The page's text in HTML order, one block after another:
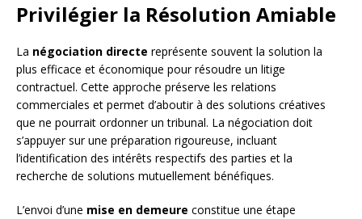
Privilégier la Résolution Amiable
La négociation directe représente souvent la solution la
plus efficace et économique pour résoudre un litige
contractuel. Cette approche préserve les relations
commerciales et permet d’aboutir à des solutions créatives
que ne pourrait ordonner un tribunal. La négociation doit
s’appuyer sur une préparation rigoureuse, incluant
l’identification des intérêts respectifs des parties et la
recherche de solutions mutuellement bénéfiques.
L’envoi d’une mise en demeure constitue une étape